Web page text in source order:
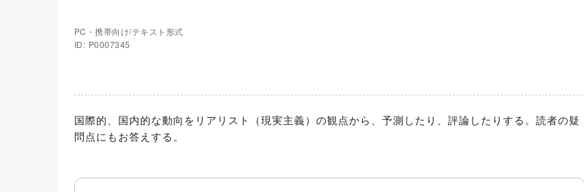
PC・携帯向け/テキスト形式
ID: P0007345
国際的、国内的な動向をリアリスト（現実主義）の観点から、予測したり、評論したりする。読者の疑
問点にもお答えする。